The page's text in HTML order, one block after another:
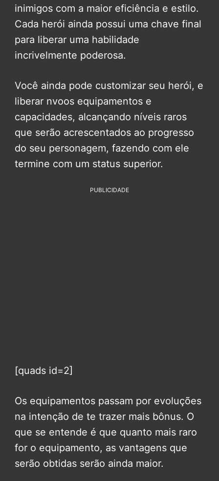
inimigos com a maior eficiência e estilo.
Cada herói ainda possui uma chave final
para liberar uma habilidade
incrivelmente poderosa.
Você ainda pode customizar seu herói, e
liberar nvoos equipamentos e
capacidades, alcançando níveis raros
que serão acrescentados ao progresso
do seu personagem, fazendo com ele
termine com um status superior.
PUBLICIDADE
[quads id=2]
Os equipamentos passam por evoluções
na intenção de te trazer mais bônus. O
que se entende é que quanto mais raro
for o equipamento, as vantagens que
serão obtidas serão ainda maior.